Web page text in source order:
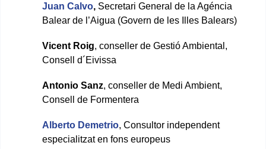
Juan Calvo, Secretari General de la Agéncia
Balear de l’Aigua (Govern de les Illes Balears)
Vicent Roig, conseller de Gestió Ambiental,
Consell d´Eivissa
Antonio Sanz, conseller de Medi Ambient,
Consell de Formentera
Alberto Demetrio, Consultor independent
especialitzat en fons europeus